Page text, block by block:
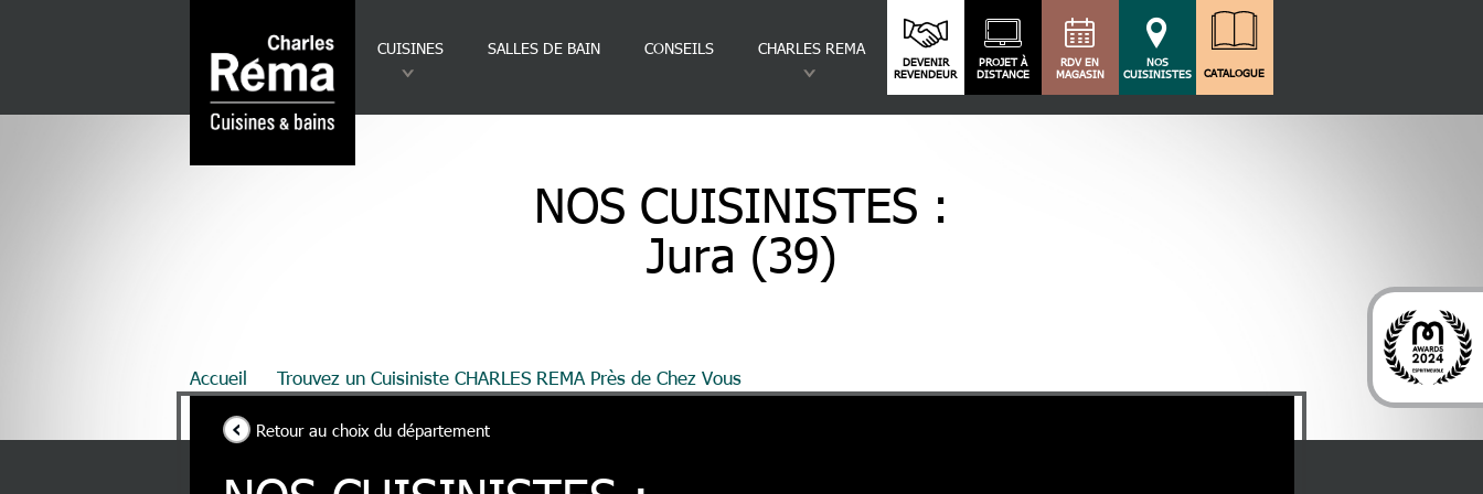
CUISINES SALLES DE BAIN CONSEILS CHARLES REMA
DEVENIR
REVENDEUR
PROJET À
DISTANCE
RDV EN
MAGASIN
NOS
CUISINISTES
CATALOGUE
NOS CUISINISTES :
Jura (39)
Fil d'Ariane
Accueil Trouvez un Cuisiniste CHARLES REMA Près de Chez Vous
Retour au choix du département